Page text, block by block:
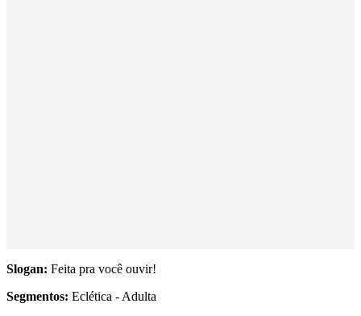
Slogan: Feita pra você ouvir!
Segmentos: Eclética - Adulta